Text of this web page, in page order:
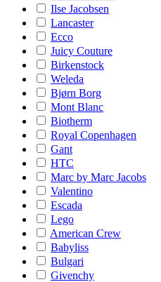
Ilse Jacobsen
Lancaster
Ecco
Juicy Couture
Birkenstock
Weleda
Bjørn Borg
Mont Blanc
Biotherm
Royal Copenhagen
Gant
HTC
Marc by Marc Jacobs
Valentino
Escada
Lego
American Crew
Babyliss
Bulgari
Givenchy